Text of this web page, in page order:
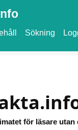
Sökning
för läsare utan